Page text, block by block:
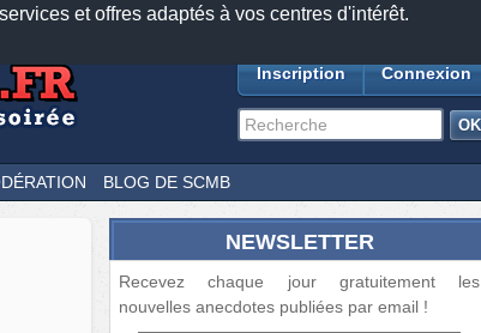
et offres adaptés à vos centres d'intérêt.
Facebook
TwitterFeeds18873anecdotes-599lecteurs connectés
Inscription Connexion
BLOG DE SCMB
NEWSLETTER
Recevez chaque jour gratuitement les
nouvelles anecdotes publiées par email !